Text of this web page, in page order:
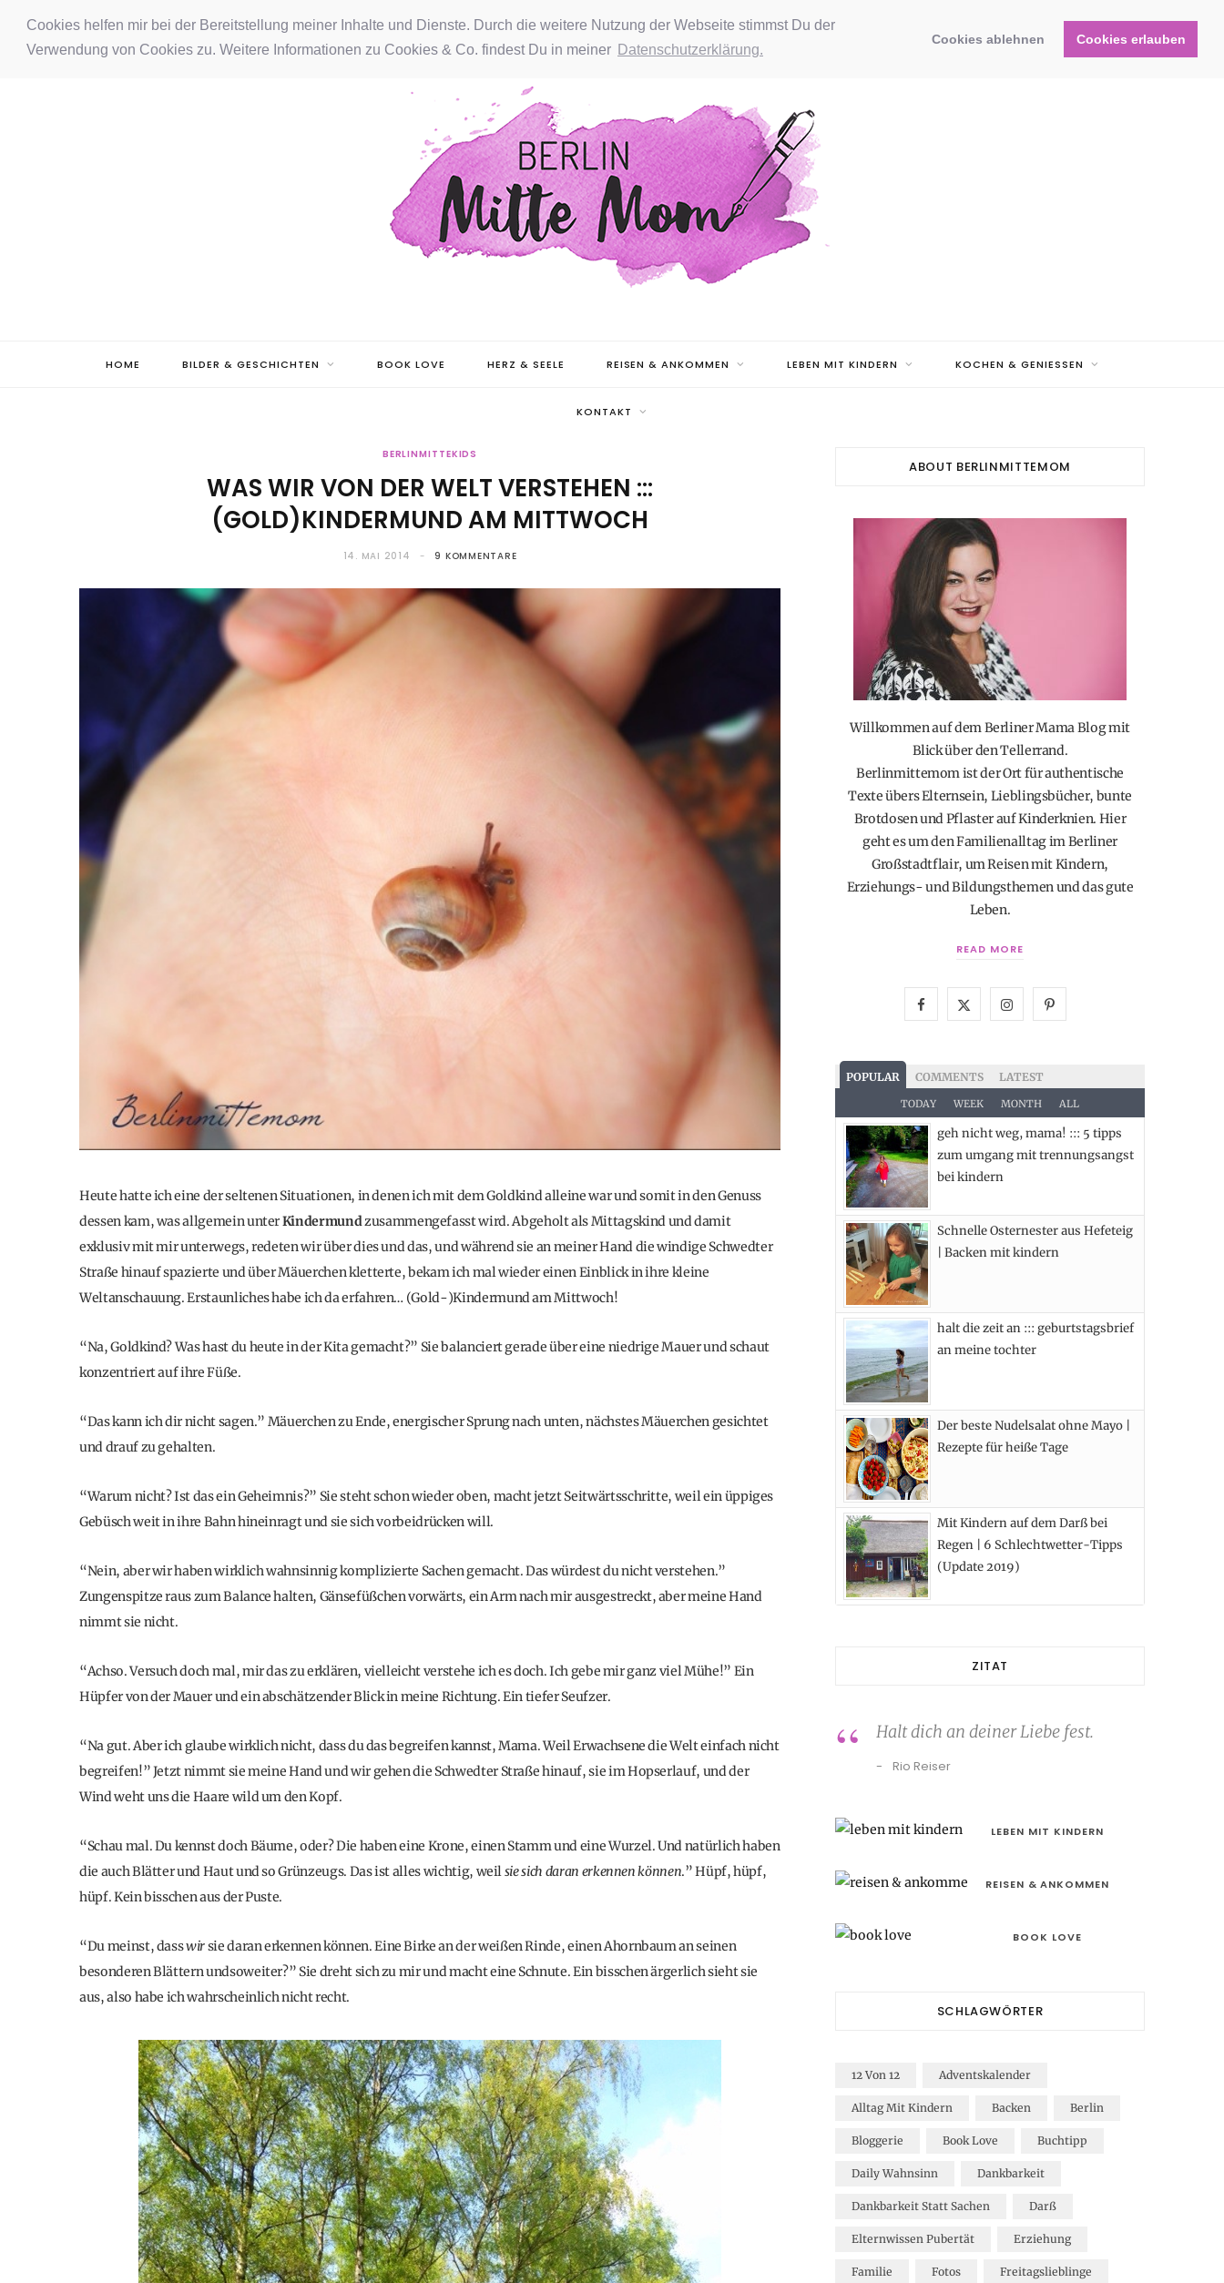
Cookies helfen mir bei der Bereitstellung meiner Inhalte und Dienste. Durch die weitere Nutzung der Webseite stimmst Du der
Verwendung von Cookies zu. Weitere Informationen zu Cookies & Co. findest Du in meiner Datenschutzerklärung.
Cookies ablehnen Cookies erlauben
a n
P
i
HOME BILDER & GESCHICHTEN BOOK LOVE HERZ & SEELE REISEN & ANKOMMEN LEBEN MIT KINDERN KOCHEN & GENIESSEN
KONTAKT
BERLINMITTEKIDS
WAS WIR VON DER WELT VERSTEHEN :::
(GOLD)KINDERMUND AM MITTWOCH
14. MAI 2014 9 KOMMENTARE
Heute hatte ich eine der seltenen Situationen, in denen ich mit dem Goldkind alleine war und somit in den Genuss
dessen kam, was allgemein unterKindermundzusammengefasst wird. Abgeholt als Mittagskind und damit
exklusiv mit mir unterwegs, redeten wir über dies und das, und während sie an meiner Hand die windige Schwedter
Straße hinauf spazierte und über Mäuerchen kletterte, bekam ich mal wieder einen Einblick in ihre kleine
Weltanschauung. Erstaunliches habe ich da erfahren… (Gold-)Kindermund am Mittwoch!
“Na, Goldkind? Was hast du heute in der Kita gemacht?” Sie balanciert gerade über eine niedrige Mauer und schaut
konzentriert auf ihre Füße.
“Das kann ich dir nicht sagen.” Mäuerchen zu Ende, energischer Sprung nach unten, nächstes Mäuerchen gesichtet
und drauf zu gehalten.
“Warum nicht? Ist das ein Geheimnis?” Sie steht schon wieder oben, macht jetzt Seitwärtsschritte, weil ein üppiges
Gebüsch weit in ihre Bahn hineinragt und sie sich vorbeidrücken will.
“Nein, aber wir haben wirklich wahnsinnig komplizierte Sachen gemacht. Das würdest du nicht verstehen.”
Zungenspitze raus zum Balance halten, Gänsefüßchen vorwärts, ein Arm nach mir ausgestreckt, aber meine Hand
nimmt sie nicht.
“Achso. Versuch doch mal, mir das zu erklären, vielleicht verstehe ich es doch. Ich gebe mir ganz viel Mühe!” Ein
Hüpfer von der Mauer und ein abschätzender Blick in meine Richtung. Ein tiefer Seufzer.
“Na gut. Aber ich glaube wirklich nicht, dass du das begreifen kannst, Mama. Weil Erwachsene die Welt einfach nicht
begreifen!” Jetzt nimmt sie meine Hand und wir gehen die Schwedter Straße hinauf, sie im Hopserlauf, und der
Wind weht uns die Haare wild um den Kopf.
“Schau mal. Du kennst doch Bäume, oder? Die haben eine Krone, einen Stamm und eine Wurzel. Und natürlich haben
die auch Blätter und Haut und so Grünzeugs. Das ist alles wichtig, weilsie sich daran erkennen können.” Hüpf, hüpf,
hüpf. Kein bisschen aus der Puste.
“Du meinst, dasswirsie daran erkennen können. Eine Birke an der weißen Rinde, einen Ahornbaum an seinen
besonderen Blättern undsoweiter?” Sie dreht sich zu mir und macht eine Schnute. Ein bisschen ärgerlich sieht sie
aus, also habe ich wahrscheinlich nicht recht.
ABOUT BERLINMITTEMOM
Willkommen auf dem Berliner Mama Blog mit
Blick über den Tellerrand.
Berlinmittemom ist der Ort für authentische
Texte übers Elternsein, Lieblingsbücher, bunte
Brotdosen und Pflaster auf Kinderknien. Hier
geht es um den Familienalltag im Berliner
Großstadtflair, um Reisen mit Kindern,
Erziehungs- und Bildungsthemen und das gute
Leben.
READ MORE
c
e
b
o
o
k
T
w
i
t
e
I
s
t
a
a
P
e
s
POPULAR COMMENTS LATEST
TODAY WEEK MONTH ALL
geh nicht weg, mama! ::: 5 tipps
zum umgang mit trennungsangst
bei kindern
Schnelle Osternester aus Hefeteig
| Backen mit kindern
halt die zeit an ::: geburtstagsbrief
an meine tochter
Der beste Nudelsalat ohne Mayo |
Rezepte für heiße Tage
Mit Kindern auf dem Darß bei
Regen | 6 Schlechtwetter-Tipps
(Update 2019)
ZITAT
Halt dich an deiner Liebe fest.
Rio Reiser
LEBEN MIT KINDERN
REISEN & ANKOMMEN
BOOK LOVE
SCHLAGWÖRTER
12 Von 12 Adventskalender
Alltag Mit Kindern Backen Berlin
Bloggerie Book Love Buchtipp
Daily Wahnsinn Dankbarkeit
Dankbarkeit Statt Sachen Darß
Elternwissen Pubertät Erziehung
Familie Fotos Freitagslieblinge